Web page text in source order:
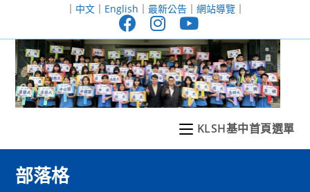
至
｜ 中文｜ English ｜ 最新公告｜ 網站導覽｜
KLSH基中首頁選單
部落格